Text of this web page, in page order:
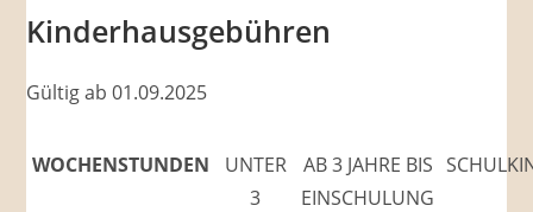
Kinderhausgebühren
Gültig ab 01.09.2025
WOCHENSTUNDEN
UNTER
3
AB 3 JAHRE BIS
EINSCHULUNG